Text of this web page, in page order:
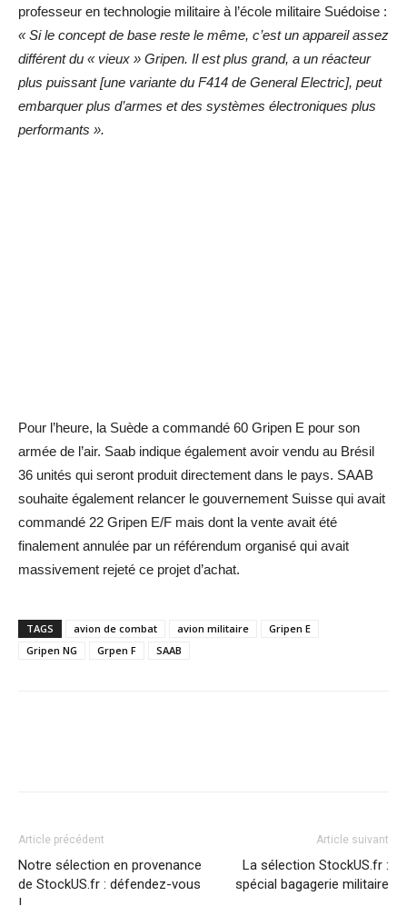
professeur en technologie militaire à l’école militaire Suédoise :
« Si le concept de base reste le même, c’est un appareil assez
différent du « vieux » Gripen. Il est plus grand, a un réacteur
plus puissant [une variante du F414 de General Electric], peut
embarquer plus d’armes et des systèmes électroniques plus
performants ».
Pour l’heure, la Suède a commandé 60 Gripen E pour son
armée de l’air. Saab indique également avoir vendu au Brésil
36 unités qui seront produit directement dans le pays. SAAB
souhaite également relancer le gouvernement Suisse qui avait
commandé 22 Gripen E/F mais dont la vente avait été
finalement annulée par un référendum organisé qui avait
massivement rejeté ce projet d’achat.
TAGS avion de combat avion militaire
Gripen E
Gripen NG
Grpen F SAAB
Article précédent
Notre sélection en provenance
de StockUS.fr : défendez-vous
Article suivant
La sélection StockUS.fr :
spécial bagagerie militaire